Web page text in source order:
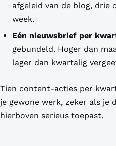
afgeleid van de blog, drie
week.
Eén nieuwsbrief per
gebundeld. Hoger dan
lager dan kwartalig
Tien content-acties per
je gewone werk, zeker als je
hierboven serieus toepast.